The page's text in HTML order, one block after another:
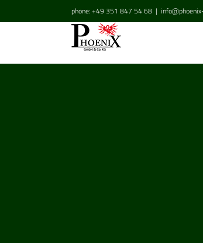
Inhalt
phone: +49 351 847 54 68 |